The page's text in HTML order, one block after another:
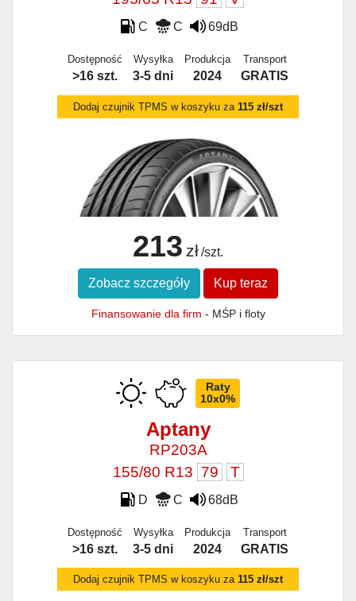
C C 69dB
Dostępność
>16 szt.
Wysyłka
3-5 dni
Produkcja
2024
Transport
GRATIS
Dodaj czujnik TPMS w koszyku za 115 zł/szt
213 zł /szt.
Zobacz szczegóły Kup teraz
Finansowanie dla firm - MŚP i floty
Raty
10x0%
Aptany
RP203A
155/80 R13 79 T
D C 68dB
Dostępność
>16 szt.
Wysyłka
3-5 dni
Produkcja
2024
Transport
GRATIS
Dodaj czujnik TPMS w koszyku za 115 zł/szt